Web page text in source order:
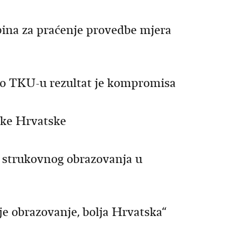
za praćenje provedbe mjera
TKU-u rezultat je kompromisa
Hrvatske
obrazovanja u
obrazovanje, bolja Hrvatska“